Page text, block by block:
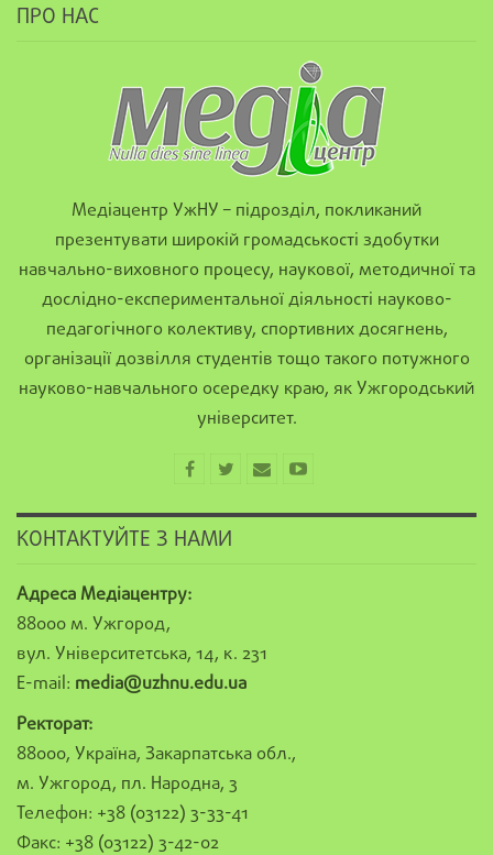
ПРО НАС
Медіацентр УжНУ – підрозділ, покликаний
презентувати широкій громадськості здобутки
навчально-виховного процесу, наукової, методичної та
дослідно-експериментальної діяльності науково-
педагогічного колективу, спортивних досягнень,
організації дозвілля студентів тощо такого потужного
науково-навчального осередку краю, як Ужгородський
університет.
КОНТАКТУЙТЕ З НАМИ
Адреса Медіацентру:
88000 м. Ужгород,
вул. Університетська, 14, к. 231
E-mail: media@uzhnu.edu.ua
Ректорат:
88000, Україна, Закарпатська обл.,
м. Ужгород, пл. Народна, 3
Телефон: +38 (03122) 3-33-41
Факс: +38 (03122) 3-42-02